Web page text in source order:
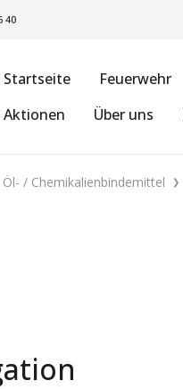
40
Startseite Feuerwehr
Aktionen
Über uns
Öl- / Chemikalienbindemittel